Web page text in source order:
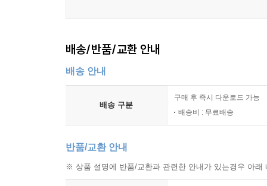
배송/반품/교환 안내
배송 안내
배송 구분
구매 후 즉시 다운로드 가능
배송비 : 무료배송
반품/교환 안내
※ 상품 설명에 반품/교환과 관련한 안내가 있는경우 아